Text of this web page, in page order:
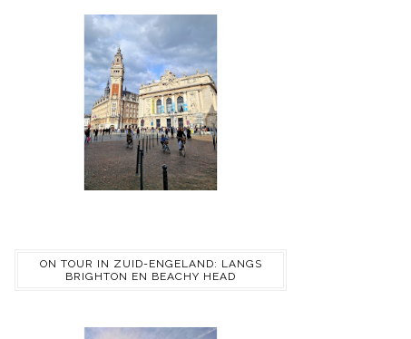
ON TOUR IN ZUID-ENGELAND: LANGS
BRIGHTON EN BEACHY HEAD